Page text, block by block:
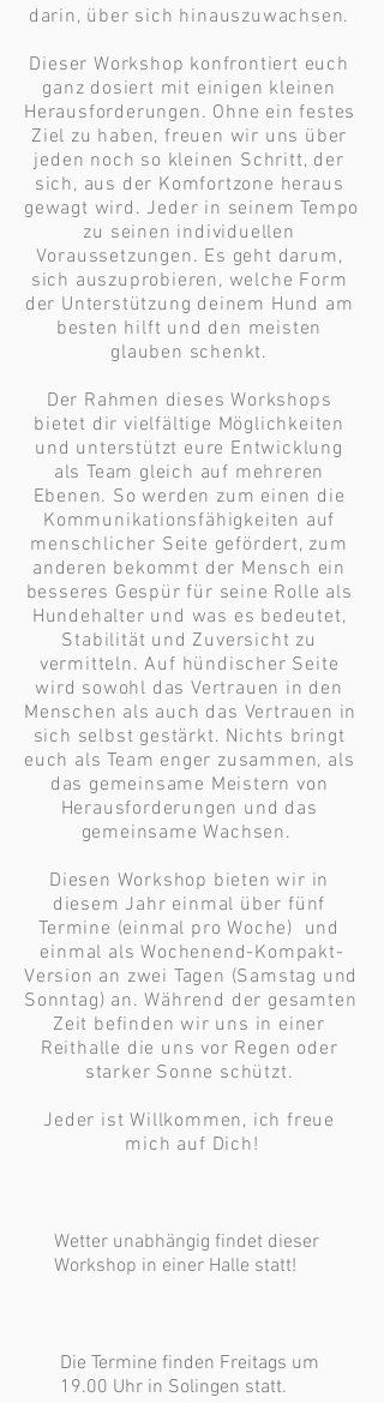
darin, über sich hinauszuwachsen.
Dieser Workshop konfrontiert euch
ganz dosiert mit einigen kleinen
Herausforderungen. Ohne ein festes
Ziel zu haben, freuen wir uns über
jeden noch so kleinen Schritt, der
sich, aus der Komfortzone heraus
gewagt wird. Jeder in seinem Tempo
zu seinen individuellen
Voraussetzungen. Es geht darum,
sich auszuprobieren, welche Form
der Unterstützung deinem Hund am
besten hilft und den meisten
glauben schenkt.
Der Rahmen dieses Workshops
bietet dir vielfältige Möglichkeiten
und unterstützt eure Entwicklung
als Team gleich auf mehreren
Ebenen. So werden zum einen die
Kommunikationsfähigkeiten auf
menschlicher Seite gefördert, zum
anderen bekommt der Mensch ein
besseres Gespür für seine Rolle als
Hundehalter und was es bedeutet,
Stabilität und Zuversicht zu
vermitteln. Auf hündischer Seite
wird sowohl das Vertrauen in den
Menschen als auch das Vertrauen in
sich selbst gestärkt. Nichts bringt
euch als Team enger zusammen, als
das gemeinsame Meistern von
Herausforderungen und das
gemeinsame Wachsen.
Diesen Workshop bieten wir in
diesem Jahr einmal über fünf
Termine (einmal pro Woche)  und
einmal als Wochenend-Kompakt-
Version an zwei Tagen (Samstag und
Sonntag) an. Während der gesamten
Zeit befinden wir uns in einer
Reithalle die uns vor Regen oder
starker Sonne schützt.
Jeder ist Willkommen, ich freue
mich auf Dich!
Wetter unabhängig findet dieser
Workshop in einer Halle statt!
Die Termine finden Freitags um
19.00 Uhr in Solingen statt.